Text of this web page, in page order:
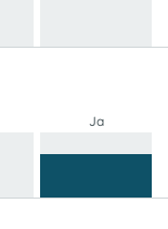
Ja